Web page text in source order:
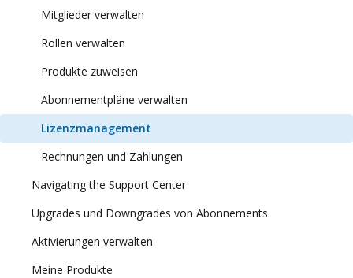
Mitglieder verwalten
Rollen verwalten
Produkte zuweisen
Abonnementpläne verwalten
Lizenzmanagement
Rechnungen und Zahlungen
Navigating the Support Center
Upgrades und Downgrades von Abonnements
Aktivierungen verwalten
Meine Produkte